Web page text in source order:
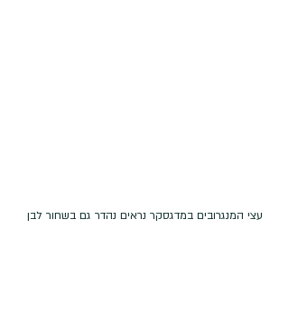
עצי המנגרובים במדגסקר נראים נהדר גם בשחור לבן